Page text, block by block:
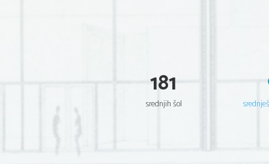
181
srednjih šol